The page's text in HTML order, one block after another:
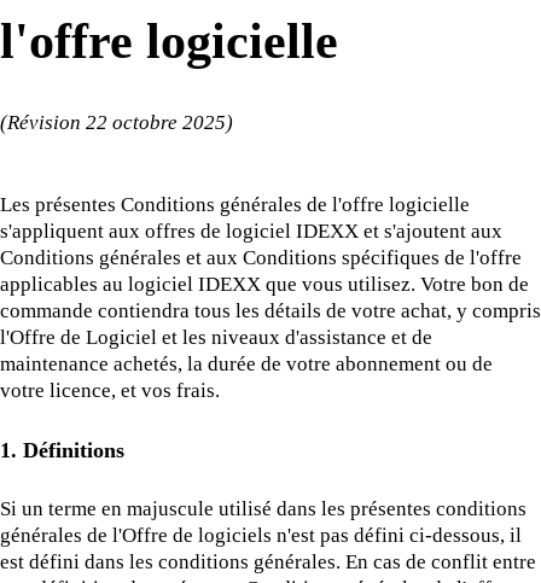
l'offre logicielle
(Révision 22 octobre 2025)
Les présentes Conditions générales de l'offre logicielle
s'appliquent aux offres de logiciel IDEXX et s'ajoutent aux
Conditions générales et aux Conditions spécifiques de l'offre
applicables au logiciel IDEXX que vous utilisez. Votre bon de
commande contiendra tous les détails de votre achat, y compris
l'Offre de Logiciel et les niveaux d'assistance et de
maintenance achetés, la durée de votre abonnement ou de
votre licence, et vos frais.
1. Définitions
Si un terme en majuscule utilisé dans les présentes conditions
générales de l'Offre de logiciels n'est pas défini ci-dessous, il
est défini dans les conditions générales. En cas de conflit entre